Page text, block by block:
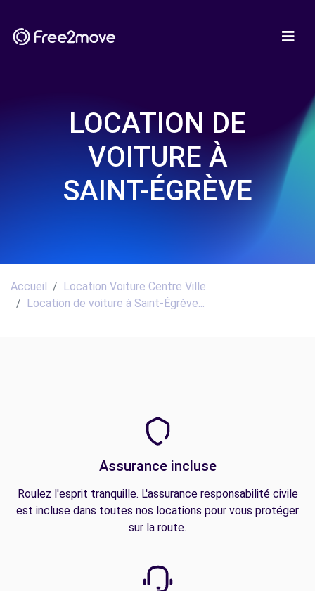
LOCATION DE
VOITURE À
SAINT-ÉGRÈVE
Accueil
Location Voiture Centre Ville
Location de voiture à Saint-Égrève...
Assurance incluse
Roulez l'esprit tranquille. L'assurance responsabilité civile
est incluse dans toutes nos locations pour vous protéger
sur la route.